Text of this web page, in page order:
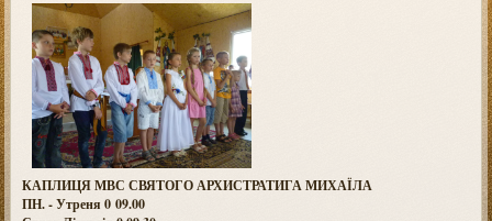
КАПЛИЦЯ МВС СВЯТОГО АРХИСТРАТИГА МИХАЇЛА
ПН. - Утреня 0 09.00